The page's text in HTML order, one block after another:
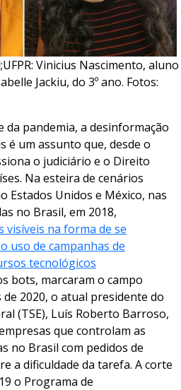
Vinicius Nascimento, aluno
Jackiu, do 3º ano. Fotos:
da pandemia, a desinformação
é um assunto que, desde o
o judiciário e o Direito
Na esteira de cenários
Estados Unidos e México, nas
no Brasil, em 2018,
visíveis na forma de se
uso de campanhas de
tecnológicos
bots, marcaram o campo
de 2020, o atual presidente do
(TSE), Luís Roberto Barroso,
que controlam as
no Brasil com pedidos de
a dificuldade da tarefa. A corte
o Programa de